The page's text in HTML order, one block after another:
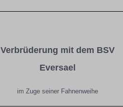
Verbrüderung mit dem BSV
Eversael
im Zuge seiner Fahnenweihe